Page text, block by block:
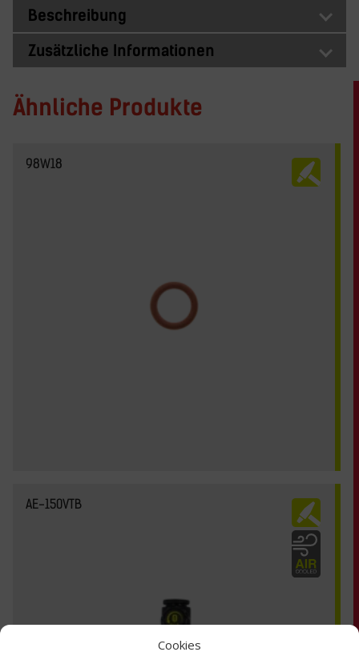
Cookies
Beschreibung
Zusätzliche Informationen
Ähnliche Produkte
98W18
AE-150VTB